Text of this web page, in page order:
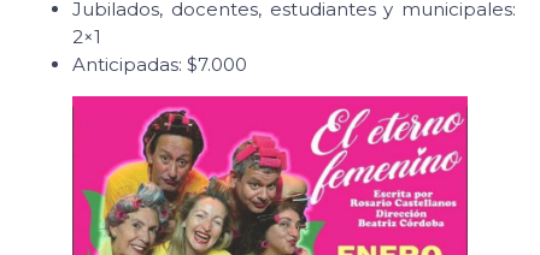
Jubilados, docentes, estudiantes y municipales:
2×1
Anticipadas: $7.000